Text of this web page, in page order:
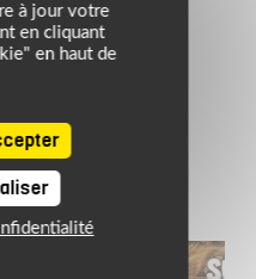
€
à jour votre
en cliquant
en haut de